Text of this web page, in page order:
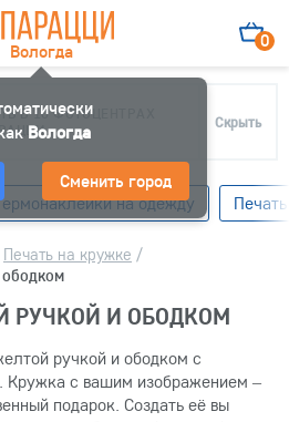
Вологда
Вологда
Сменить город
0
В 10 ФОТОЦЕНТРАХ
Скрыть
на одежду
Печать на кружке /
РУЧКОЙ И ОБОДКОМ
ручкой и ободком с
Кружка с вашим изображением –
подарок. Создать её вы